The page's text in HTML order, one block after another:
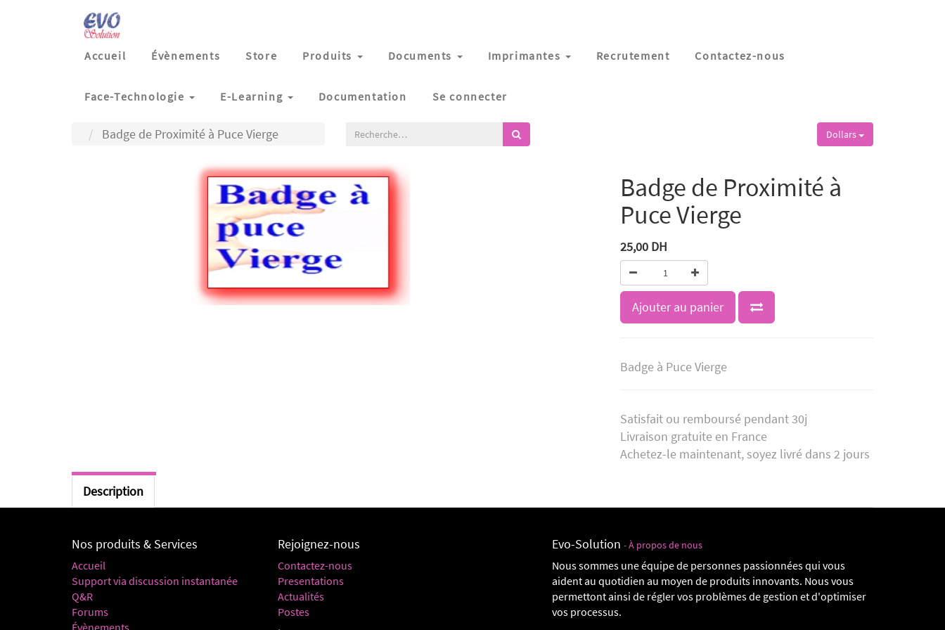
Accueil Évènements Store Produits Documents Imprimantes Recrutement Contactez-nous
Face-Technologie E-Learning Documentation Se connecter
Badge de Proximité à Puce Vierge Dollars
Badge de Proximité à
Puce Vierge
25,00 DH
Ajouter au panier
Badge à Puce Vierge
Satisfait ou remboursé pendant 30j
Livraison gratuite en France
Achetez-le maintenant, soyez livré dans 2 jours
Description
Nos produits & Services
Accueil
Support via discussion instantanée
Q&R
Forums
Évènements
Rejoignez-nous
Contactez-nous
Presentations
Actualités
Postes
Evo-Solution -À propos de nous
Nous sommes une équipe de personnes passionnées qui vous
aident au quotidien au moyen de produits innovants. Nous vous
permettont ainsi de régler vos problèmes de gestion et d'optimiser
vos processus.